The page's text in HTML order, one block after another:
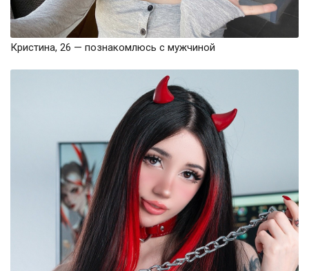
Кристина, 26 — познакомлюсь с мужчиной